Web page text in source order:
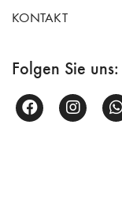
KONTAKT
Folgen Sie uns: